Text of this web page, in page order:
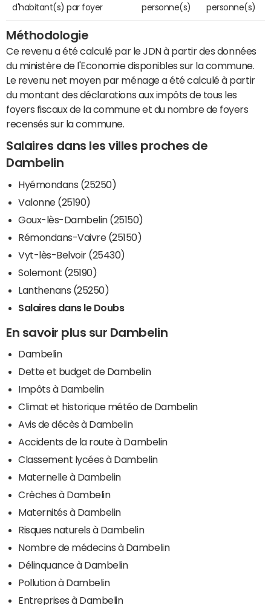
d'habitant(s) par foyer
personne(s)
personne(s)
Méthodologie
Ce revenu a été calculé par le JDN à partir des données
du ministère de l'Economie disponibles sur la commune.
Le revenu net moyen par ménage a été calculé à partir
du montant des déclarations aux impôts de tous les
foyers fiscaux de la commune et du nombre de foyers
recensés sur la commune.
Salaires dans les villes proches de
Dambelin
Hyémondans (25250)
Valonne (25190)
Goux-lès-Dambelin (25150)
Rémondans-Vaivre (25150)
Vyt-lès-Belvoir (25430)
Solemont (25190)
Lanthenans (25250)
Salaires dans le Doubs
En savoir plus sur Dambelin
Dambelin
Dette et budget de Dambelin
Impôts à Dambelin
Climat et historique météo de Dambelin
Avis de décès à Dambelin
Accidents de la route à Dambelin
Classement lycées à Dambelin
Maternelle à Dambelin
Crèches à Dambelin
Maternités à Dambelin
Risques naturels à Dambelin
Nombre de médecins à Dambelin
Délinquance à Dambelin
Pollution à Dambelin
Entreprises à Dambelin